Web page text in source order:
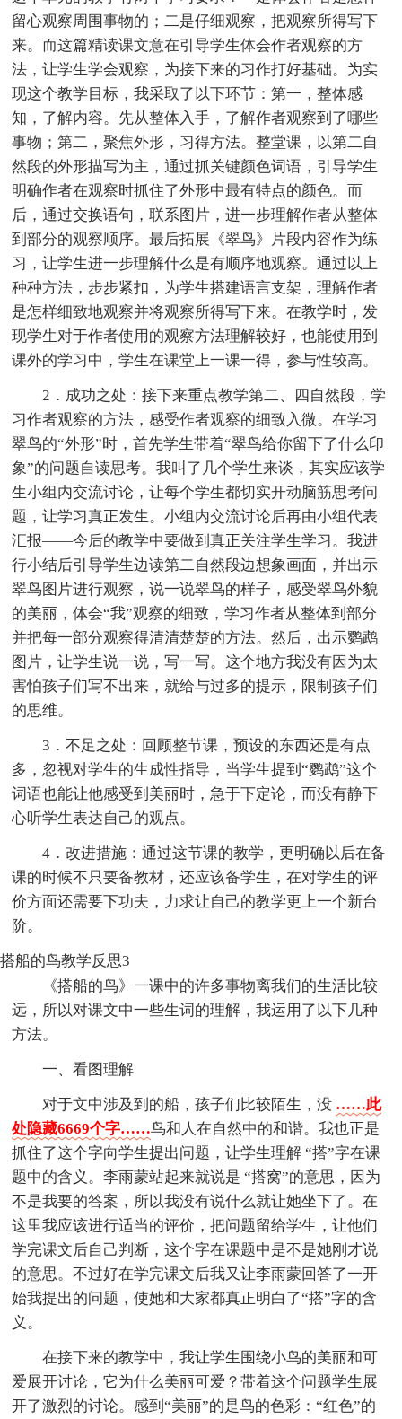
留心观察周围事物的；二是仔细观察，把观察所得写下
来。而这篇精读课文意在引导学生体会作者观察的方
法，让学生学会观察，为接下来的习作打好基础。为实
现这个教学目标，我采取了以下环节：第一，整体感
知，了解内容。先从整体入手，了解作者观察到了哪些
事物；第二，聚焦外形，习得方法。整堂课，以第二自
然段的外形描写为主，通过抓关键颜色词语，引导学生
明确作者在观察时抓住了外形中最有特点的颜色。而
后，通过交换语句，联系图片，进一步理解作者从整体
到部分的观察顺序。最后拓展《翠鸟》片段内容作为练
习，让学生进一步理解什么是有顺序地观察。通过以上
种种方法，步步紧扣，为学生搭建语言支架，理解作者
是怎样细致地观察并将观察所得写下来。在教学时，发
现学生对于作者使用的观察方法理解较好，也能使用到
课外的学习中，学生在课堂上一课一得，参与性较高。
2．成功之处：接下来重点教学第二、四自然段，学
习作者观察的方法，感受作者观察的细致入微。在学习
翠鸟的“外形”时，首先学生带着“翠鸟给你留下了什么印
象”的问题自读思考。我叫了几个学生来谈，其实应该学
生小组内交流讨论，让每个学生都切实开动脑筋思考问
题，让学习真正发生。小组内交流讨论后再由小组代表
汇报——今后的教学中要做到真正关注学生学习。我进
行小结后引导学生边读第二自然段边想象画面，并出示
翠鸟图片进行观察，说一说翠鸟的样子，感受翠鸟外貌
的美丽，体会“我”观察的细致，学习作者从整体到部分
并把每一部分观察得清清楚楚的方法。然后，出示鹦鹉
图片，让学生说一说，写一写。这个地方我没有因为太
害怕孩子们写不出来，就给与过多的提示，限制孩子们
的思维。
3．不足之处：回顾整节课，预设的东西还是有点
多，忽视对学生的生成性指导，当学生提到“鹦鹉”这个
词语也能让他感受到美丽时，急于下定论，而没有静下
心听学生表达自己的观点。
4．改进措施：通过这节课的教学，更明确以后在备
课的时候不只要备教材，还应该备学生，在对学生的评
价方面还需要下功夫，力求让自己的教学更上一个新台
阶。
搭船的鸟教学反思3
《搭船的鸟》一课中的许多事物离我们的生活比较
远，所以对课文中一些生词的理解，我运用了以下几种
方法。
一、看图理解
对于文中涉及到的船，孩子们比较陌生，没 ……此
处隐藏6669个字……鸟和人在自然中的和谐。我也正是
抓住了这个字向学生提出问题，让学生理解 “搭”字在课
题中的含义。李雨蒙站起来就说是 “搭窝”的意思，因为
不是我要的答案，所以我没有说什么就让她坐下了。在
这里我应该进行适当的评价，把问题留给学生，让他们
学完课文后自己判断，这个字在课题中是不是她刚才说
的意思。不过好在学完课文后我又让李雨蒙回答了一开
始我提出的问题，使她和大家都真正明白了“搭”字的含
义。
在接下来的教学中，我让学生围绕小鸟的美丽和可
爱展开讨论，它为什么美丽可爱？带着这个问题学生展
开了激烈的讨论。感到“美丽”的是鸟的色彩：“红色”的